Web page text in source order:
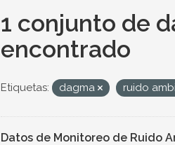
1 conjunto de
encontrado
Etiquetas: dagma ruido
Datos de Monitoreo de Ruido